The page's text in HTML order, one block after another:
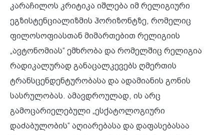
კარაჩილოს კრიტიკა იშლება იმ რელიგიური
ეგზისტენციალიზმის ჰორიზონტზე, რომელიც
ფილოსოფიასთან მიმართებით რელიგიის
„ავტონომიას“ ემხრობა და რომელშიც რელიგია
რადიკალურად განაცალკევებს ღმერთის
ტრანსცენდენტურობასა და ადამიანის გონის
სასრულობას. ამავდროულად, ის არც
გამოცარიელებული „ესქატოლოგიური
დაძაბულობის“ აღიარებასა და დაფასებასაა